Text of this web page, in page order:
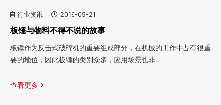
行业资讯 2016-05-21
板锤与物料不得不说的故事
板锤作为反击式破碎机的重要组成部分，在机械的工作中占有很重
要的地位，因此板锤的类别众多，应用场景也非…
查看更多